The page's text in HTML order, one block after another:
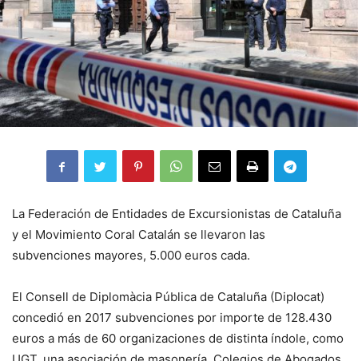
La Federación de Entidades de Excursionistas de Cataluña
y el Movimiento Coral Catalán se llevaron las
subvenciones mayores, 5.000 euros cada.
El Consell de Diplomàcia Pública de Cataluña (Diplocat)
concedió en 2017 subvenciones por importe de 128.430
euros a más de 60 organizaciones de distinta índole, como